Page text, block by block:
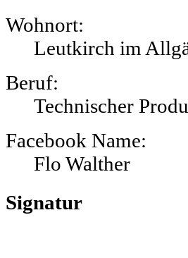
Wohnort:
Leutkirch im
Beruf:
Technischer
Facebook Name:
Flo Walther
Signatur